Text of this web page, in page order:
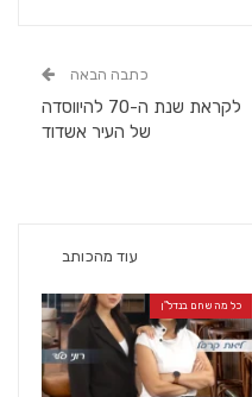
כתבה הבאה
לקראת שנת ה-70 להיווסדה
של העיר אשדוד
עוד מהכותב
כל מה שחם בנדל"ן